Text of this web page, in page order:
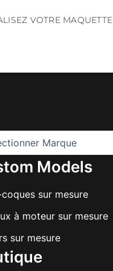
VOTRE MAQUETTE
Models
sur mesure
à moteur sur mesure
sur mesure